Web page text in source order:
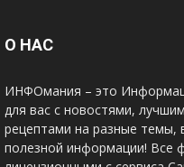
О НАС
ИНФОмания – это
для вас с новостями,
рецептами на разные темы,
полезной информации! Все